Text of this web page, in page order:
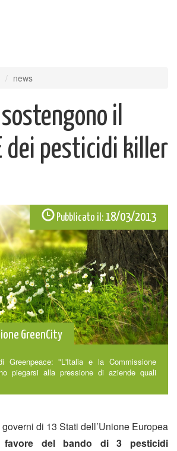
news
il
dei pesticidi killer
Pubblicato il:18/03/2013
GreenCity
Greenpeace: "L'Italia e la Commissione
piegarsi alla pressione di aziende quali
di 13 Stati dell’Unione Europea
del bando di 3 pesticidi